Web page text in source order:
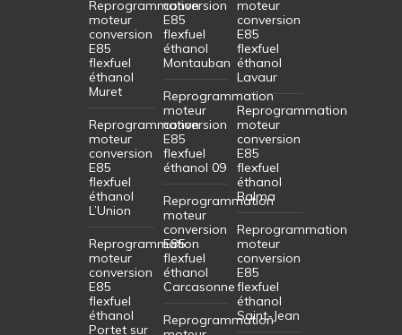
Reprogrammation
moteur
conversion
E85
flexfuel
éthanol
Muret
Reprogrammation
moteur
conversion
E85
flexfuel
éthanol
L’Union
Reprogrammation
moteur
conversion
E85
flexfuel
éthanol
Portet sur
conversion
E85
flexfuel
éthanol
Montauban
Reprogrammation
moteur
conversion
E85
flexfuel
éthanol 09
Reprogrammation
moteur
conversion
E85
flexfuel
éthanol
Carcasonne
Reprogrammation
moteur
conversion
E85
flexfuel
éthanol
Lavaur
Reprogrammation
moteur
conversion
E85
flexfuel
éthanol
Balma
Reprogrammation
moteur
conversion
E85
flexfuel
éthanol
Saint-Jean